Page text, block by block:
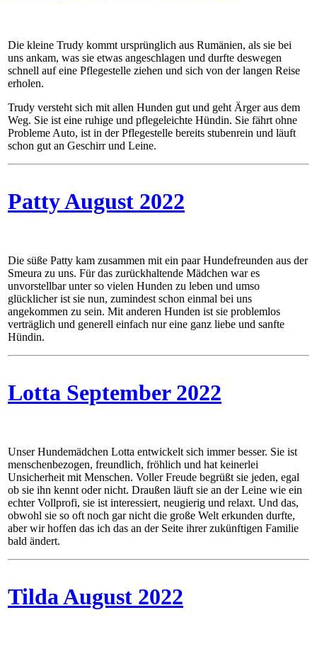
Die kleine Trudy kommt ursprünglich aus Rumänien, als sie bei
uns ankam, was sie etwas angeschlagen und durfte deswegen
schnell auf eine Pflegestelle ziehen und sich von der langen Reise
erholen.
Trudy versteht sich mit allen Hunden gut und geht Ärger aus dem
Weg. Sie ist eine ruhige und pflegeleichte Hündin. Sie fährt ohne
Probleme Auto, ist in der Pflegestelle bereits stubenrein und läuft
schon gut an Geschirr und Leine.
Patty August 2022
Die süße Patty kam zusammen mit ein paar Hundefreunden aus der
Smeura zu uns. Für das zurückhaltende Mädchen war es
unvorstellbar unter so vielen Hunden zu leben und umso
glücklicher ist sie nun, zumindest schon einmal bei uns
angekommen zu sein. Mit anderen Hunden ist sie problemlos
verträglich und generell einfach nur eine ganz liebe und sanfte
Hündin.
Lotta September 2022
Unser Hundemädchen Lotta entwickelt sich immer besser. Sie ist
menschenbezogen, freundlich, fröhlich und hat keinerlei
Unsicherheit mit Menschen. Voller Freude begrüßt sie jeden, egal
ob sie ihn kennt oder nicht. Draußen läuft sie an der Leine wie ein
echter Vollprofi, sie ist interessiert, neugierig und relaxt. Und das,
obwohl sie so oft noch gar nicht die große Welt erkunden durfte,
aber wir hoffen das ich das an der Seite ihrer zukünftigen Familie
bald ändert.
Tilda August 2022